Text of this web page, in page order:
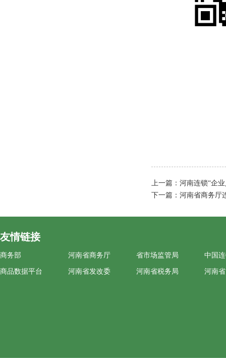
上一篇： 河南连锁“企
下一篇： 河南省商务厅
友情链接
商务部 河南省商务厅 省市场监管局 中国
商品数据平台 河南省发改委 河南省税务局 河南